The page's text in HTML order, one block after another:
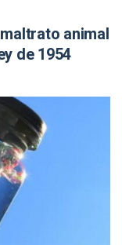
animal
de 1954